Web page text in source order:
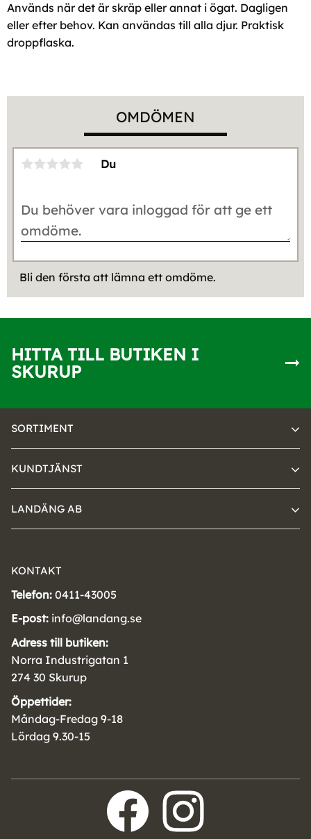
Används när det är skräp eller annat i ögat. Dagligen
eller efter behov. Kan användas till alla djur. Praktisk
droppflaska.
OMDÖMEN
Du
Bli den första att lämna ett omdöme.
HITTA TILL BUTIKEN I
SKURUP
SORTIMENT
KUNDTJÄNST
LANDÄNG AB
KONTAKT
Telefon: 0411-43005
E-post: info@landang.se
Adress till butiken:
Norra Industrigatan 1
274 30 Skurup
Öppettider:
Måndag-Fredag 9-18
Lördag 9.30-15